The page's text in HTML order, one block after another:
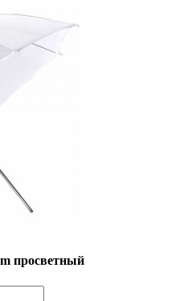
просветный